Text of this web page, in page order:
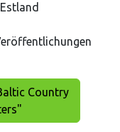
Country